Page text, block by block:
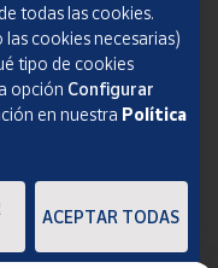
S.M.E. Todos los derechos
todas las cookies.
cookies necesarias)
tipo de cookies
opción Configurar
en nuestra Política
ACEPTAR TODAS